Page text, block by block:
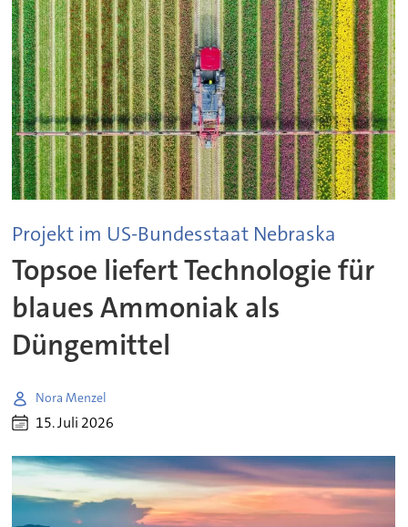
Projekt im US-Bundesstaat Nebraska
Topsoe liefert Technologie für
blaues Ammoniak als
Düngemittel
Nora Menzel
15. Juli 2026